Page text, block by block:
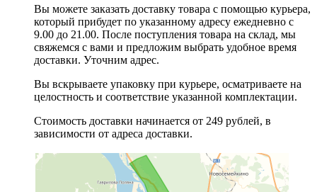
Вы можете заказать доставку товара с помощью курьера,
который прибудет по указанному адресу ежедневно с
9.00 до 21.00. После поступления товара на склад, мы
свяжемся с вами и предложим выбрать удобное время
доставки. Уточним адрес.
Вы вскрываете упаковку при курьере, осматриваете на
целостность и соответствие указанной комплектации.
Стоимость доставки начинается от 249 рублей, в
зависимости от адреса доставки.